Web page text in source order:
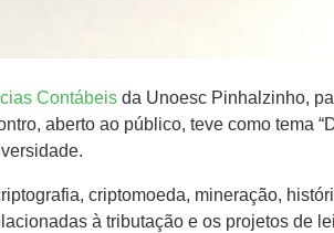
Contábeis da Unoesc Pinhalzinho,
aberto ao público, teve como tema
criptomoeda, mineração,
à tributação e os projetos de